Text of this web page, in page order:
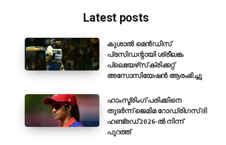
Latest posts
കുശാൽ മെൻഡിസ്
പ്രസിഡന്റായി ശ്രീലങ്ക
പ്ലെയേഴ്‌സ് ക്രിക്കറ്റ്
അസോസിയേഷൻ ആരംഭിച്ചു
ഹാംസ്ട്രിംഗ് പരിക്കിനെ
തുടർന്ന് ജെമിമ റോഡ്രിഗസ് ദി
ഹണ്ട്രഡ് 2026-ൽ നിന്ന്
പുറത്ത്